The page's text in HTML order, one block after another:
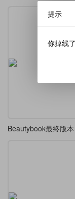
Beautybook最终版本
提示
你掉线